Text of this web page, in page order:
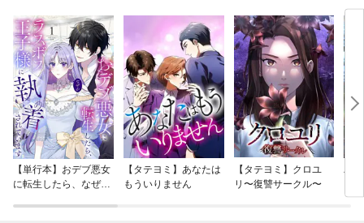
【単行本】おデブ悪女
に転生したら、なぜか
【タテヨミ】あなたは
もういりません
【タテヨミ】クロユ
リ〜復讐サークル〜
バ
今